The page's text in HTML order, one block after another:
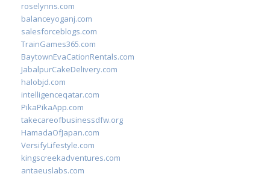
roselynns.com
balanceyoganj.com
salesforceblogs.com
TrainGames365.com
BaytownEvaCationRentals.com
JabalpurCakeDelivery.com
halobjd.com
intelligenceqatar.com
PikaPikaApp.com
takecareofbusinessdfw.org
HamadaOfJapan.com
VersifyLifestyle.com
kingscreekadventures.com
antaeuslabs.com